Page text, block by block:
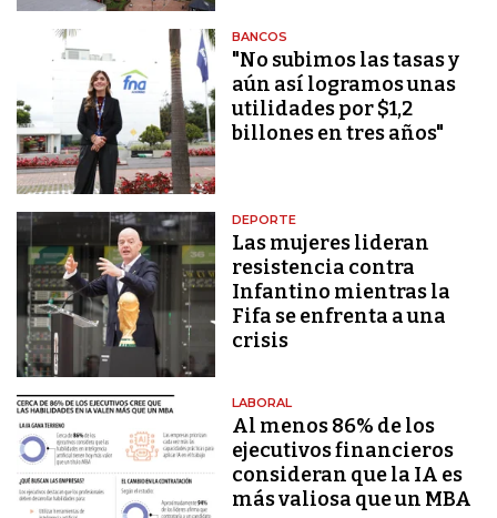
BANCOS
"No subimos las tasas y
aún así logramos unas
utilidades por $1,2
billones en tres años"
DEPORTE
Las mujeres lideran
resistencia contra
Infantino mientras la
Fifa se enfrenta a una
crisis
LABORAL
Al menos 86% de los
ejecutivos financieros
consideran que la IA es
más valiosa que un MBA